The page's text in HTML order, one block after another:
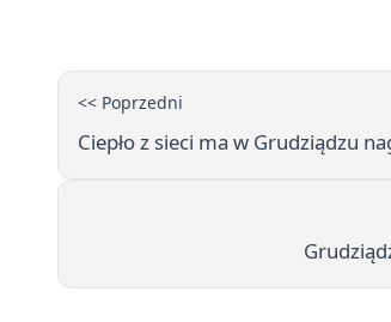
<< Poprzedni
Ciepło z sieci ma w Grudziądzu